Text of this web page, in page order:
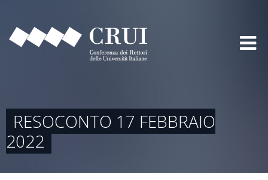
RESOCONTO 17 FEBBRAIO
2022